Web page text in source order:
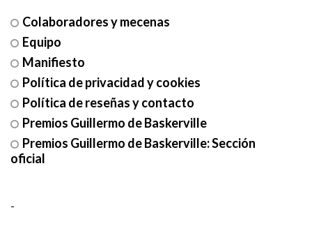
Colaboradores y mecenas
Equipo
Manifiesto
Política de privacidad y cookies
Política de reseñas y contacto
Premios Guillermo de Baskerville
Premios Guillermo de Baskerville: Sección
oficial
-